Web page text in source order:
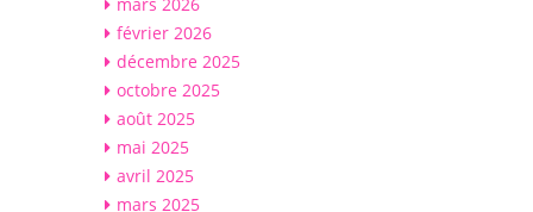
février 2026
décembre 2025
octobre 2025
août 2025
mai 2025
avril 2025
mars 2025